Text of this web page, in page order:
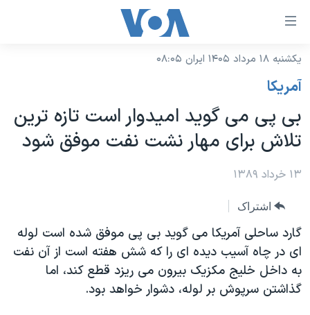
لینکهای
دسترسی
جهش
محتوای
اصلی
به
اصلی
جهش
به
جستجو
نسخه سبک وب‌سایت
موضوع ها
ایران
آمریکا
جهان
گزیده‌ها
ویژه برنامه‌ها
ویدیوها
برنامه های تلویزیونی
جدول برنامه ها
صفحه‌های ویژه
عملیات خشم حماسی
۲۵۰سالگی آمریکا
بایگانی برنامه‌های تلویزیونی
فرکانس‌های صدای آمریکا
پخش رادیویی
یادگیری زبان انگلیسی
یکشنبه ۱۸ مرداد ۱۴۰۵ ایران ۰۸:۰۵
آمريکا
بی پی می گوید امیدوار است تازه ترین
تلاش برای مهار نشت نفت موفق شود
۱۳ خرداد ۱۳۸۹
اشتراک
گارد ساحلی آمریکا می گوید بی پی موفق شده است لوله
ای در چاه آسیب دیده ای را که شش هفته است از آن نفت
به داخل خلیج مکزیک بیرون می ریزد قطع کند، اما
گذاشتن سرپوش بر لوله، دشوار خواهد بود.